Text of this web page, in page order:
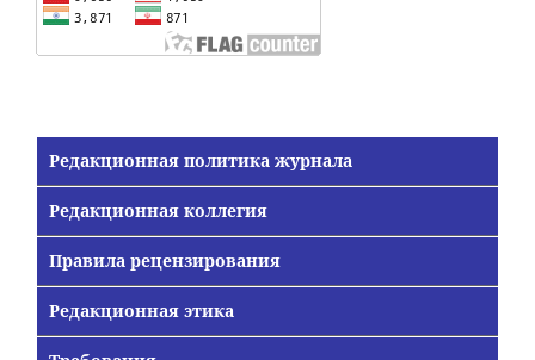
Редакционная политика журнала
Редакционная коллегия
Правила рецензирования
Редакционная этика